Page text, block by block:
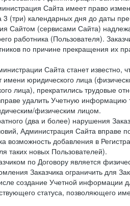
Сайта имеет право
3 (три) календарных дня до даты
Сайтом (сервисами Сайта)
работника (Пользователя).
по причине прекращения их
Сайта станет
имени юридического лица
лица), прекратились трудовые
удалить Учетную информацию
физическим лицом.
(два и более) нарушения
Администрация Сайта вправе
возможность добавления в
таких новых Пользователей).
по Договору является
Заказчика ограничить для
создание Учетной информации
статуса, позволяющего